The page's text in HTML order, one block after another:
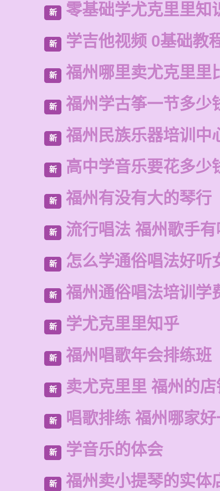
新 零基础学尤克里里知
新 学吉他视频 0基础教
新 福州哪里卖尤克里里
新 福州学古筝一节多少
新 福州民族乐器培训中
新 高中学音乐要花多少
新 福州有没有大的琴行
新 流行唱法 福州歌手
新 怎么学通俗唱法好听
新 福州通俗唱法培训学
新 学尤克里里知乎
新 福州唱歌年会排练班
新 卖尤克里里 福州的
新 唱歌排练 福州哪家
新 学音乐的体会
新 福州卖小提琴的实体